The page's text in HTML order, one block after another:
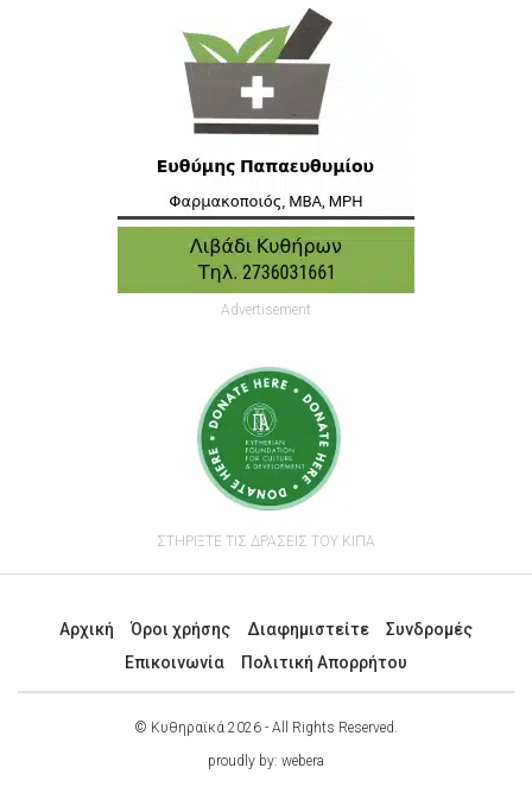
Advertisement
ΣΤΗΡΙΞΤΕ ΤΙΣ ΔΡΑΣΕΙΣ ΤΟΥ ΚΙΠΑ
Αρχική Όροι χρήσης Διαφημιστείτε
Συνδρομές
Επικοινωνία
Πολιτική Απορρήτου
© Κυθηραϊκά 2026 - All Rights Reserved.
proudly by: webera